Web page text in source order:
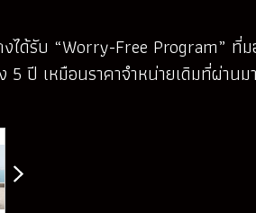
ได้รับ “Worry-Free Program”
ปี เหมือนราคาจำหน่ายเดิมที่ผ่านมา